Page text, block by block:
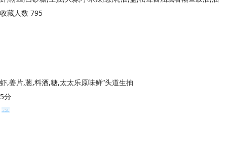
收藏人数 795
虾,姜片,葱,料酒,糖,太太乐原味鲜“头道生抽
5分